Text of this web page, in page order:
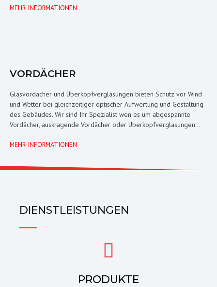
MEHR INFORMATIONEN
VORDÄCHER
Glasvordächer und Überkopfverglasungen bieten Schutz vor Wind
und Wetter bei gleichzeitiger optischer Aufwertung und Gestaltung
des Gebäudes. Wir sind Ihr Spezialist wen es um abgespannte
Vordächer, auskragende Vordächer oder Überkopfverglasungen...
MEHR INFORMATIONEN
DIENSTLEISTUNGEN
PRODUKTE